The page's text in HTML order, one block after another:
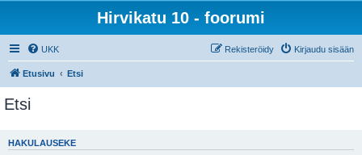
Hirvikatu 10 - foorumi
UKK Kirjaudu sisään
Rekisteröidy
Etusivu Etsi
Etsi
HAKULAUSEKE